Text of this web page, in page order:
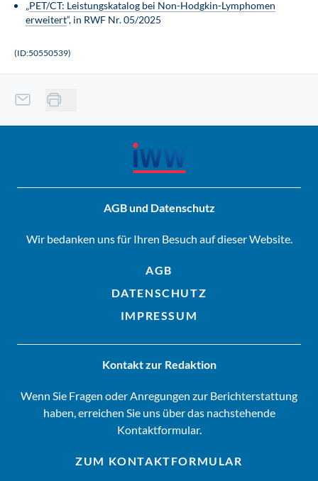
„PET/CT: Leistungskatalog bei Non-Hodgkin-Lymphomen
erweitert“, in RWF Nr. 05/2025
(ID:50550539)
AGB und Datenschutz
Wir bedanken uns für Ihren Besuch auf dieser Website.
AGB
DATENSCHUTZ
IMPRESSUM
Kontakt zur Redaktion
Wenn Sie Fragen oder Anregungen zur Berichterstattung
haben, erreichen Sie uns über das nachstehende
Kontaktformular.
ZUM KONTAKTFORMULAR